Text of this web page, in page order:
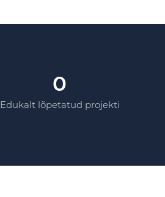
0
Edukalt lõpetatud projekti